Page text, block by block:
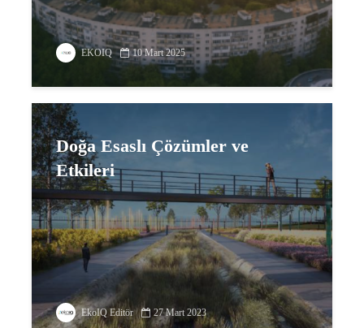
EKOIQ 10 Mart 2025
Doğa Esaslı Çözümler ve
Etkileri
EkoIQ Editör 27 Mart 2023